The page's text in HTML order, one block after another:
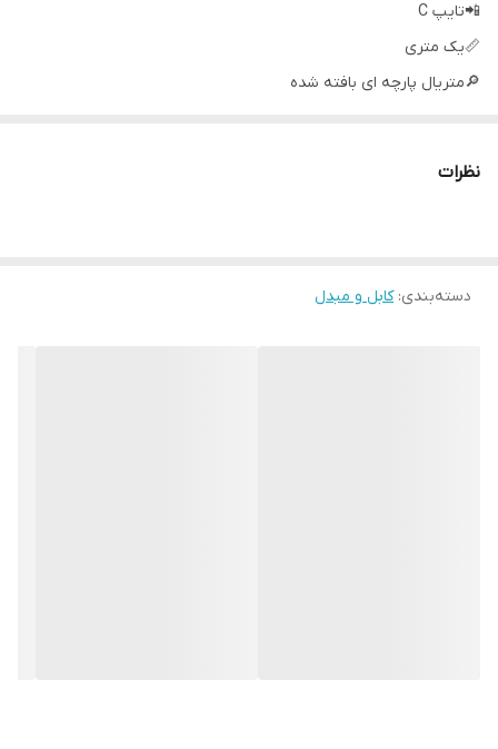
📲تایپ C
📏یک متری
🔎متریال پارچه ای بافته شده
نظرات
دسته‌بندی:کابل و مبدل